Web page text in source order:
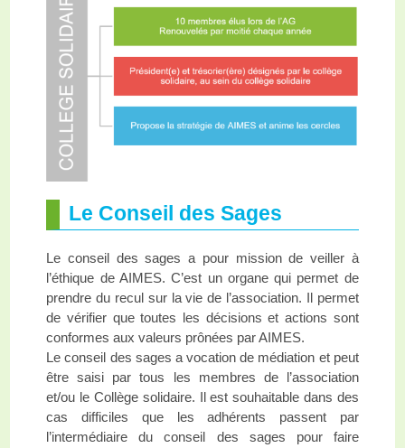
Le Conseil des Sages
Le conseil des sages a pour mission de veiller à
l’éthique de AIMES. C’est un organe qui permet de
prendre du recul sur la vie de l’association. Il permet
de vérifier que toutes les décisions et actions sont
conformes aux valeurs prônées par AIMES.
Le conseil des sages a vocation de médiation et peut
être saisi par tous les membres de l’association
et/ou le Collège solidaire. Il est souhaitable dans des
cas difficiles que les adhérents passent par
l’intermédiaire du conseil des sages pour faire